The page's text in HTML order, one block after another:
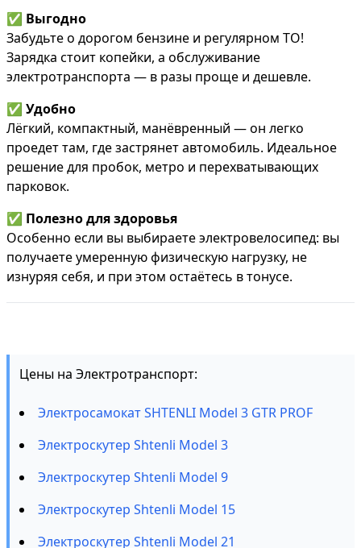
✅ Выгодно
Забудьте о дорогом бензине и регулярном ТО!
Зарядка стоит копейки, а обслуживание
электротранспорта — в разы проще и дешевле.
✅ Удобно
Лёгкий, компактный, манёвренный — он легко
проедет там, где застрянет автомобиль. Идеальное
решение для пробок, метро и перехватывающих
парковок.
✅ Полезно для здоровья
Особенно если вы выбираете электровелосипед: вы
получаете умеренную физическую нагрузку, не
изнуряя себя, и при этом остаётесь в тонусе.
Цены на Электротранспорт:
Электросамокат SHTENLI Model 3 GTR PROF
Электроскутер Shtenli Model 3
Электроскутер Shtenli Model 9
Электроскутер Shtenli Model 15
Электроскутер Shtenli Model 21